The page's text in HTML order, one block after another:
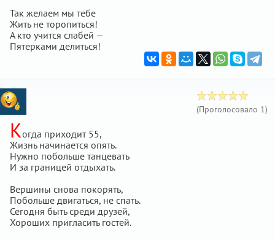
Так желаем мы тебе
Жить не торопиться!
А кто учится слабей —
Пятерками делиться!
(Проголосовало 1)
Когда приходит 55,
Жизнь начинается опять.
Нужно побольше танцевать
И за границей отдыхать.
Вершины снова покорять,
Побольше двигаться, не спать.
Сегодня быть среди друзей,
Хороших пригласить гостей.